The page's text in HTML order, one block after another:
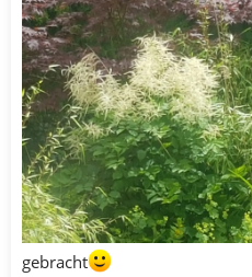
gebracht